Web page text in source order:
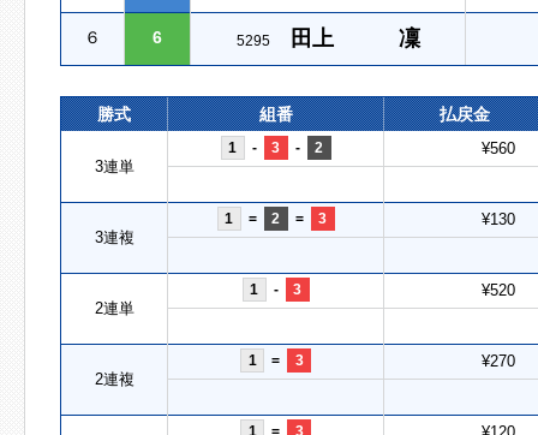
６ 6 5295 田上 凜
勝式 組番 払戻金
3連単
1 - 3 - 2 ¥560
3連複
1 = 2 = 3 ¥130
2連単
1 - 3 ¥520
2連複
1 = 3 ¥270
1 = 3